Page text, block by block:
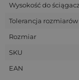
Woreczki
do przekazu
W naszej ofercie
logo, grafik
Wysokość do
Tolerancja rozmiarów
Rozmiar
SKU
EAN